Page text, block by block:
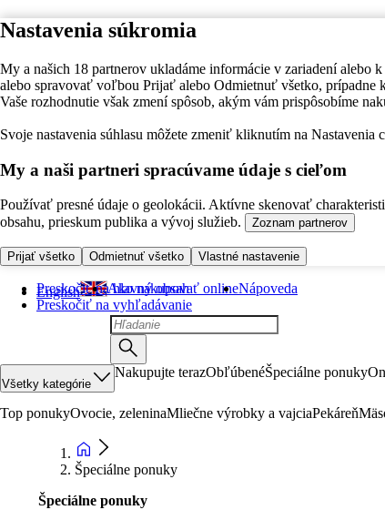
Nastavenia súkromia
My a našich 18 partnerov ukladáme informácie v zariadení alebo
alebo spravovať voľbou Prijať alebo Odmietnuť všetko, prípadne
Vaše rozhodnutie však zmení spôsob, akým vám prispôsobíme
Svoje nastavenia súhlasu môžete zmeniť kliknutím na Nastavenia
My a naši partneri spracúvame údaje s cieľom
Používať presné údaje o geolokácii. Aktívne skenovať
obsahu, prieskum publika a vývoj služieb.
Zoznam partnerov
Prijať všetko Odmietnuť všetko Vlastné nastavenie
Preskočiť na hlavný obsah
Preskočiť na vyhľadávanie
English Ako nakupovať onlineNápoveda
Všetky kategórie
Nakupujte terazObľúbenéŠpeciálne ponuky
Top ponukyOvocie, zeleninaMliečne výrobky a vajciaPekáreň
Špeciálne ponuky
Špeciálne ponuky